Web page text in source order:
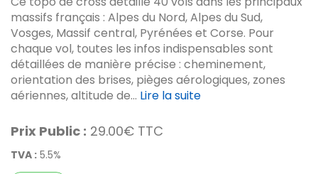
massifs français : Alpes du Nord, Alpes du Sud,
Vosges, Massif central, Pyrénées et Corse. Pour
chaque vol, toutes les infos indispensables sont
détaillées de manière précise : cheminement,
orientation des brises, pièges aérologiques, zones
aériennes, altitude de... Lire la suite
Prix Public : 29.00€ TTC
TVA : 5.5%